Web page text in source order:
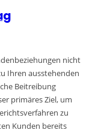
nicht
Ihren ausstehenden
Beitreibung
primäres Ziel, um
zu
Kunden bereits